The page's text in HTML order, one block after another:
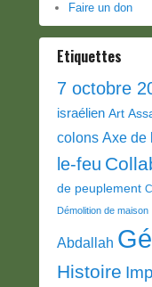
Faire un don
Etiquettes
7 octobre
israélien Art
colons Axe de
le-feu
de peuplement
Démolition de maison
Abdallah
Histoire